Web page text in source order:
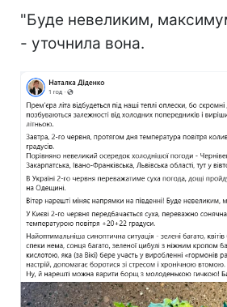
"Буде невеликим,
- уточнила вона.